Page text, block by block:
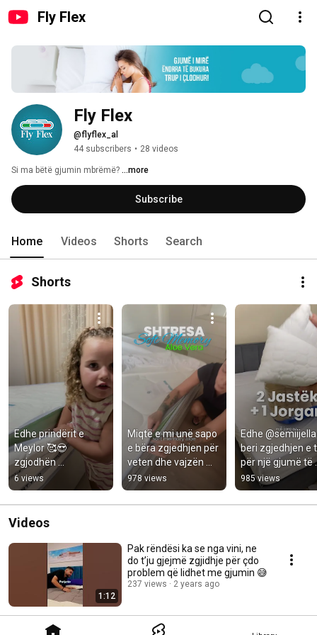
Fly Flex
Fly Flex
@flyflex_al
44 subscribers • 28 videos
Si ma bëtë gjumin mbrëmë? ...more
Subscribe
Home Videos Shorts Search
Shorts
Edhe prindërit e
Meylor 🥰😍
zgjodhën
@flyflexalbania për
një gjumë të
rehatshëm siç e
meriton çdoku
6 views
Miqtë e mi unë sapo
e bëra zgjedhjen për
veten dhe vajzën
time 💕
Zgjodha dyshekët  e
@flyflexalbani
978 views
Edhe
beri zgjedhjen e
për një gjumë të
rehatshëm,
sepse FlyFlex
vendosi të
985 views
Videos
1:12
Pak rëndësi ka se nga vini, ne
do t’ju gjejmë zgjidhje për çdo
problem që lidhet me gjumin 😅
237 views 2 years ago